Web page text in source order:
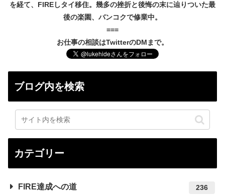
を経て、FIREしタイ移住。幾多の挫折と後悔の末に辿りついた最
後の楽園、バンコクで修業中。
===
お仕事の相談はTwitterのDMまで。
ブログ内を検索
カテゴリー
FIRE達成への道 236